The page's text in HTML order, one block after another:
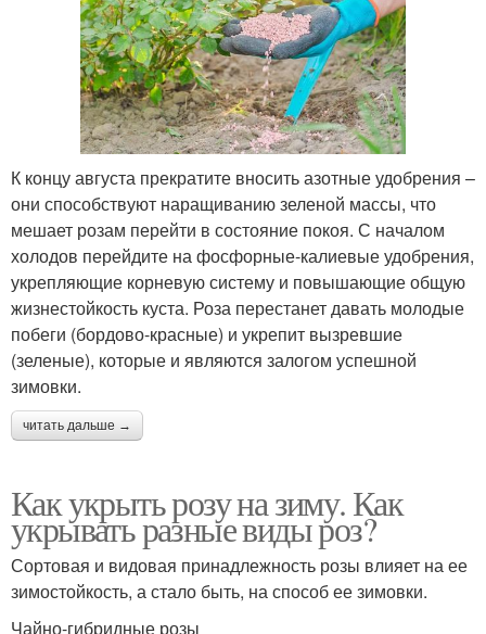
К концу августа прекратите вносить азотные удобрения –
они способствуют наращиванию зеленой массы, что
мешает розам перейти в состояние покоя. С началом
холодов перейдите на фосфорные-калиевые удобрения,
укрепляющие корневую систему и повышающие общую
жизнестойкость куста. Роза перестанет давать молодые
побеги (бордово-красные) и укрепит вызревшие
(зеленые), которые и являются залогом успешной
зимовки.
читать дальше →
Как укрыть розу на зиму. Как
укрывать разные виды роз?
Сортовая и видовая принадлежность розы влияет на ее
зимостойкость, а стало быть, на способ ее зимовки.
Чайно-гибридные розы